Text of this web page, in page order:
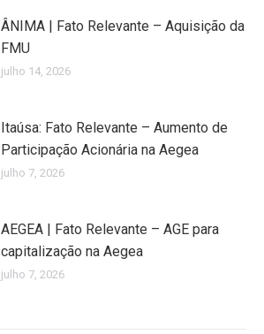
ÂNIMA | Fato Relevante – Aquisição da
FMU
julho 14, 2026
Itaúsa: Fato Relevante – Aumento de
Participação Acionária na Aegea
julho 7, 2026
AEGEA | Fato Relevante – AGE para
capitalização na Aegea
julho 7, 2026